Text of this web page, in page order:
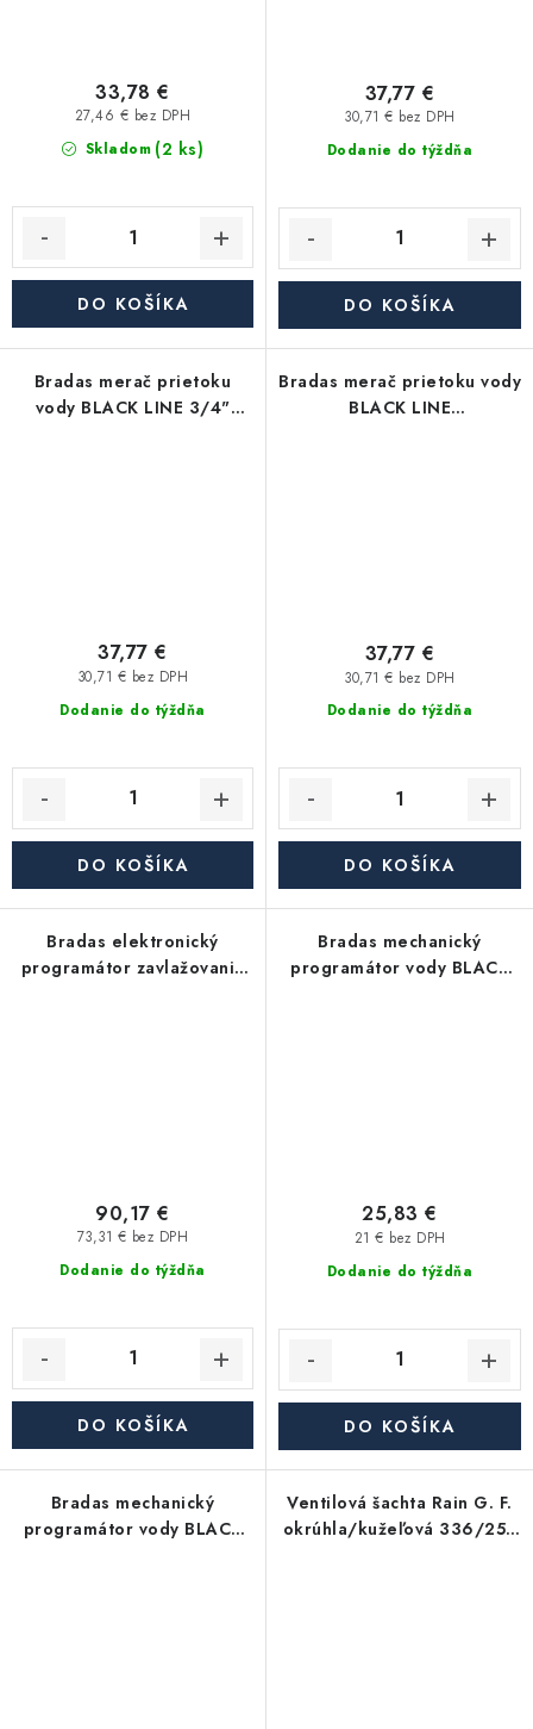
Skladom (2 ks)
27,46 € bez DPH
33,78 €
DO KOŠÍKA
Dodanie do týždňa
30,71 € bez DPH
37,77 €
DO KOŠÍKA
Bradas merač prietoku
vody BLACK LINE 3/4"
Dodanie do týždňa
30,71 € bez DPH
37,77 €
DO KOŠÍKA
Bradas merač prietoku vody
BLACK LINE
Dodanie do týždňa
30,71 € bez DPH
37,77 €
DO KOŠÍKA
Bradas elektronický
programátor zavlažovania
Dodanie do týždňa
73,31 € bez DPH
90,17 €
DO KOŠÍKA
Bradas mechanický
programátor vody BLACK
Dodanie do týždňa
21 € bez DPH
25,83 €
DO KOŠÍKA
Bradas mechanický
programátor vody BLACK
Ventilová šachta Rain G. F.
okrúhla/kužeľová 336/253